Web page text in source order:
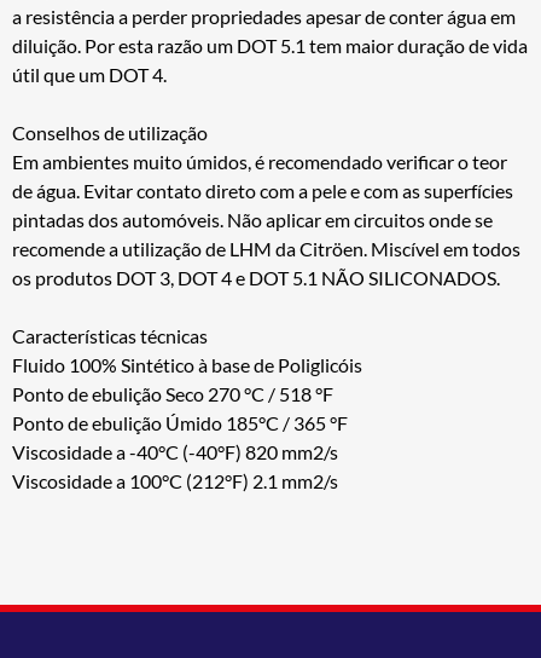
a resistência a perder propriedades apesar de conter água em
diluição. Por esta razão um DOT 5.1 tem maior duração de vida
útil que um DOT 4.
Conselhos de utilização
Em ambientes muito úmidos, é recomendado verificar o teor
de água. Evitar contato direto com a pele e com as superfícies
pintadas dos automóveis. Não aplicar em circuitos onde se
recomende a utilização de LHM da Citröen. Miscível em todos
os produtos DOT 3, DOT 4 e DOT 5.1 NÃO SILICONADOS.
Características técnicas
Fluido 100% Sintético à base de Poliglicóis
Ponto de ebulição Seco 270 °C / 518 °F
Ponto de ebulição Úmido 185°C / 365 °F
Viscosidade a -40°C (-40°F) 820 mm2/s
Viscosidade a 100°C (212°F) 2.1 mm2/s